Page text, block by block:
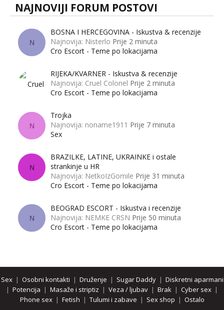
NAJNOVIJI FORUM POSTOVI
N
BOSNA I HERCEGOVINA - Iskustva & recenzije
Najnovija: Nisterlo Prije 2 minuta
Cro Escort - Teme po lokacijama
RIJEKA/KVARNER - Iskustva & recenzije
Najnovija: Cruel Colonel Prije 2 minuta
Cro Escort - Teme po lokacijama
N
Trojka
Najnovija: noname1911 Prije 7 minuta
Sex
N
BRAZILKE, LATINE, UKRAINKE i ostale
strankinje u HR
Najnovija: NetkoIzGomile Prije 31 minuta
Cro Escort - Teme po lokacijama
N
BEOGRAD ESCORT - Iskustva i recenzije
Najnovija: NEMKE CRSN Prije 50 minuta
Cro Escort - Teme po lokacijama
Sex| Osobni kontakti | Druženje | Sugar Daddy| Diskretni aparmani
| Potencija | Masaže i striptiz | Veza / ljubav | Brak | Cyber sex |
Phone sex| Fetish | Tulumi i zabave | Sex shop | Ostalo